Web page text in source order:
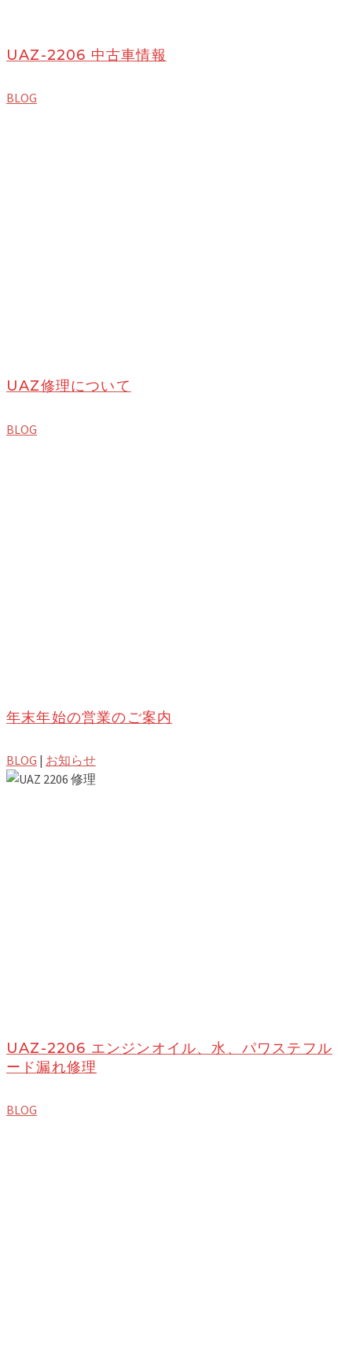
UAZ-2206 中古車情報
BLOG
UAZ修理について
BLOG
年末年始の営業のご案内
BLOG | お知らせ
UAZ-2206 エンジンオイル、水、パワステフル
ード漏れ修理
BLOG